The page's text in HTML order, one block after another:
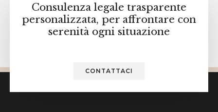
Consulenza legale trasparente
personalizzata, per affrontare con
serenità ogni situazione
CONTATTACI